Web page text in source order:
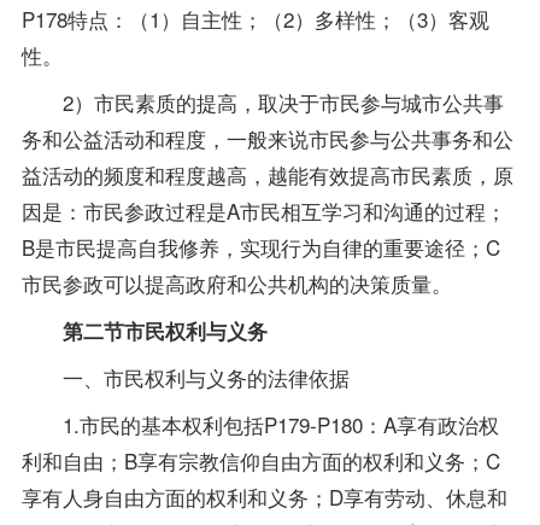
P178特点：（1）自主性；（2）多样性；（3）客观
性。
2）市民素质的提高，取决于市民参与城市公共事
务和公益活动和程度，一般来说市民参与公共事务和公
益活动的频度和程度越高，越能有效提高市民素质，原
因是：市民参政过程是A市民相互学习和沟通的过程；
B是市民提高自我修养，实现行为自律的重要途径；C
市民参政可以提高政府和公共机构的决策质量。
第二节市民权利与义务
一、市民权利与义务的法律依据
1.市民的基本权利包括P179-P180：A享有政治权
利和自由；B享有宗教信仰自由方面的权利和义务；C
享有人身自由方面的权利和义务；D享有劳动、休息和